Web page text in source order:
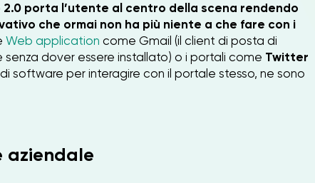
2.0 porta l’utente al centro della scena rendendo
che ormai non ha più niente a che fare con i
Web application come Gmail (il client di posta di
senza dover essere installato) o i portali come Twitter
software per interagire con il portale stesso, ne sono
aziendale